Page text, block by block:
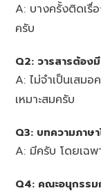
A: บางครั้งติดเรื่
ครับ
Q2: วารสารต้อง
A: ไม่จำเป็นเสม
เหมาะสมครับ
Q3: บทความภาษ
A: มีครับ โดยเฉพ
Q4: คณะอนุกรร